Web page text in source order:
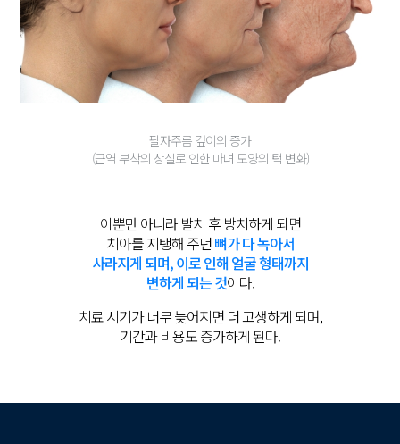
팔자주름 깊이의 증가
(근역 부착의 상실로 인한 마녀 모양의 턱 변화)
이뿐만 아니라 발치 후 방치하게 되면
치아를 지탱해 주던뼈가 다 녹아서
사라지게 되며, 이로 인해 얼굴 형태까지
변하게 되는 것이다.
치료 시기가 너무 늦어지면 더 고생하게 되며,
기간과 비용도 증가하게 된다.